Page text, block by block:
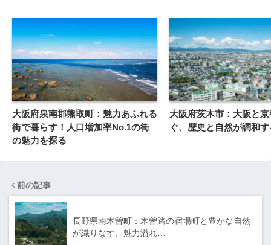
大阪府泉南郡熊取町：魅力あふれる
街で暮らす！人口増加率No.1の街
の魅力を探る
大阪府茨木市：大阪と
ぐ、歴史と自然が調和
前の記事
長野県南木曽町：木曽路の宿場町と豊かな自然
が織りなす、魅力溢れ…